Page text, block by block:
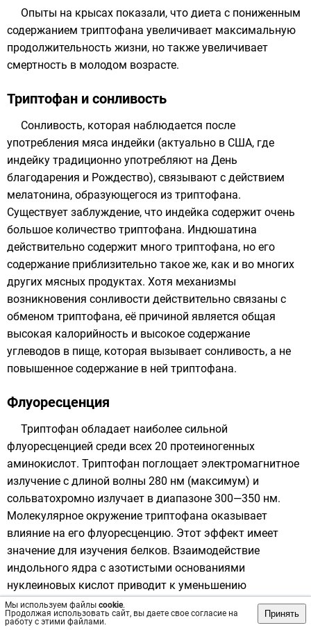
Мы используем файлы cookie.
Продолжая использовать сайт, вы даете свое согласие на
работу с этими файлами.
Принять
Опыты на крысах показали, что диета с пониженным
содержанием триптофана увеличивает максимальную
продолжительность жизни, но также увеличивает
смертность в молодом возрасте.
Триптофан и сонливость
Сонливость, которая наблюдается после
употребления мяса индейки (актуально в США, где
индейку традиционно употребляют на День
благодарения и Рождество), связывают с действием
мелатонина, образующегося из триптофана.
Существует заблуждение, что индейка содержит очень
большое количество триптофана. Индюшатина
действительно содержит много триптофана, но его
содержание приблизительно такое же, как и во многих
других мясных продуктах. Хотя механизмы
возникновения сонливости действительно связаны с
обменом триптофана, её причиной является общая
высокая калорийность и высокое содержание
углеводов в пище, которая вызывает сонливость, а не
повышенное содержание в ней триптофана.
Флуоресценция
Триптофан обладает наиболее сильной
флуоресценцией среди всех 20 протеиногенных
аминокислот. Триптофан поглощает электромагнитное
излучение с длиной волны 280 нм (максимум) и
сольватохромно излучает в диапазоне 300—350 нм.
Молекулярное окружение триптофана оказывает
влияние на его флуоресценцию. Этот эффект имеет
значение для изучения белков. Взаимодействие
индольного ядра с азотистыми основаниями
нуклеиновых кислот приводит к уменьшению
интенсивности флуоресценции, что позволяет
установить роль этой аминокислоты в протеин-